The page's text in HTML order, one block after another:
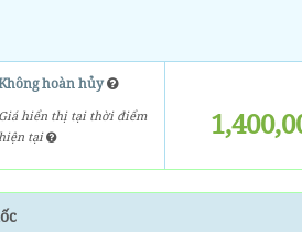
hoàn hủy
Giá hiển thị tại thời điểm
tại